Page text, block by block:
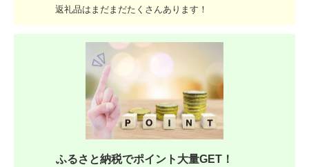
返礼品はまだまだたくさんあります！
ふるさと納税でポイント大量GET！